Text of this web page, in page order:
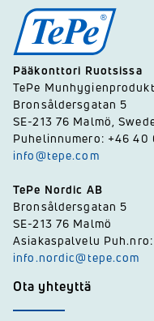
Pääkonttori Ruotsissa
TePe
Bronsåldersgatan 5
SE-213 76 Malmö,
Puhelinnumero: +46 40
info@tepe.com
TePe Nordic AB
Bronsåldersgatan 5
SE-213 76 Malmö
Asiakaspalvelu
info.nordic@tepe.com
Ota yhteyttä